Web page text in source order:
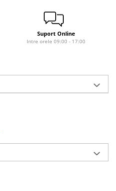
Suport Online
Intre orele 09:00 - 17:00